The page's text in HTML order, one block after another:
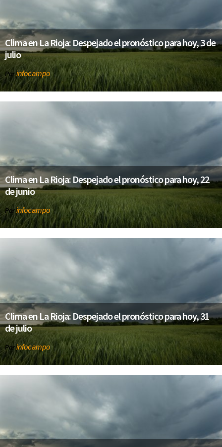
Clima en La Rioja: Despejado el pronóstico para hoy, 3 de
julio
Porinfocampo
Clima en La Rioja: Despejado el pronóstico para hoy, 22
de junio
Porinfocampo
Clima en La Rioja: Despejado el pronóstico para hoy, 31
de julio
Porinfocampo